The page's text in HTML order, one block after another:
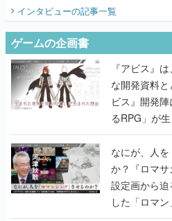
インタビューの記事一覧
ゲームの企画書
『アビス』
な開発資料
ビス』開発
るRPG」が
書】
なにが、人
か？『ロマ
設定画から
した「ロマ
書】